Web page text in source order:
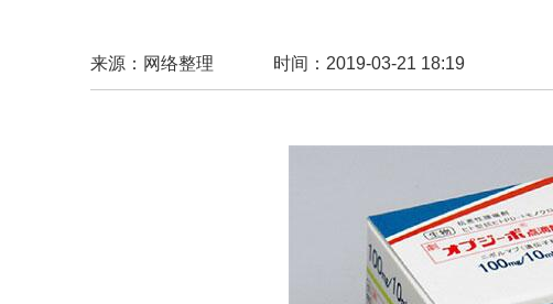
来源：网络整理 时间：2019-03-21 18:19